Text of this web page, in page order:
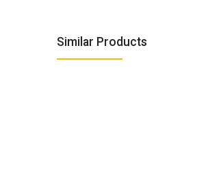
Similar Products